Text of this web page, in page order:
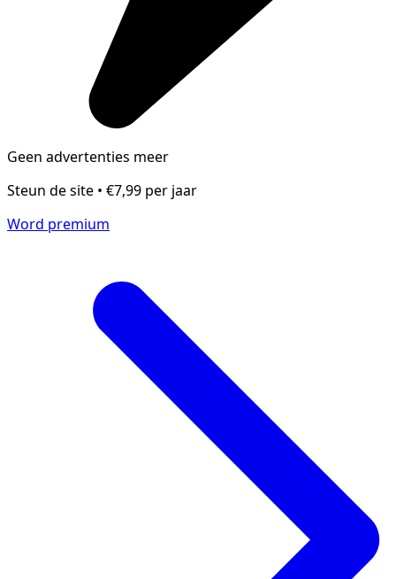
Geen advertenties meer
Steun de site • €7,99 per jaar
Word premium